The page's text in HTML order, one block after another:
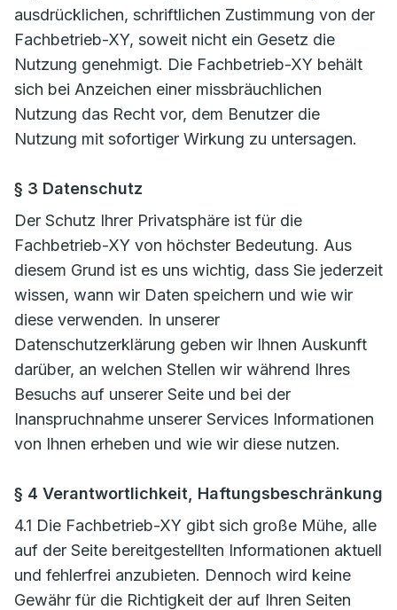
ausdrücklichen, schriftlichen Zustimmung von der
Fachbetrieb-XY, soweit nicht ein Gesetz die
Nutzung genehmigt. Die Fachbetrieb-XY behält
sich bei Anzeichen einer missbräuchlichen
Nutzung das Recht vor, dem Benutzer die
Nutzung mit sofortiger Wirkung zu untersagen.
§ 3 Datenschutz
Der Schutz Ihrer Privatsphäre ist für die
Fachbetrieb-XY von höchster Bedeutung. Aus
diesem Grund ist es uns wichtig, dass Sie jederzeit
wissen, wann wir Daten speichern und wie wir
diese verwenden. In unserer
Datenschutzerklärung geben wir Ihnen Auskunft
darüber, an welchen Stellen wir während Ihres
Besuchs auf unserer Seite und bei der
Inanspruchnahme unserer Services Informationen
von Ihnen erheben und wie wir diese nutzen.
§ 4 Verantwortlichkeit, Haftungsbeschränkung
4.1 Die Fachbetrieb-XY gibt sich große Mühe, alle
auf der Seite bereitgestellten Informationen aktuell
und fehlerfrei anzubieten. Dennoch wird keine
Gewähr für die Richtigkeit der auf Ihren Seiten